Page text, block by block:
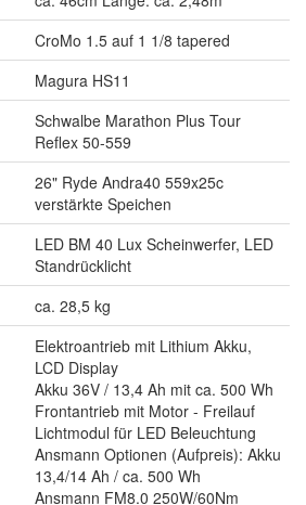
CroMo 1.5 auf 1 1/8 tapered
Magura HS11
Schwalbe Marathon Plus Tour
Reflex 50-559
26" Ryde Andra40 559x25c
verstärkte Speichen
LED BM 40 Lux Scheinwerfer, LED
Standrücklicht
ca. 28,5 kg
Elektroantrieb mit Lithium Akku,
LCD Display
Akku 36V / 13,4 Ah mit ca. 500 Wh
Frontantrieb mit Motor - Freilauf
Lichtmodul für LED Beleuchtung
Ansmann Optionen (Aufpreis): Akku
13,4/14 Ah / ca. 500 Wh
Ansmann FM8.0 250W/60Nm